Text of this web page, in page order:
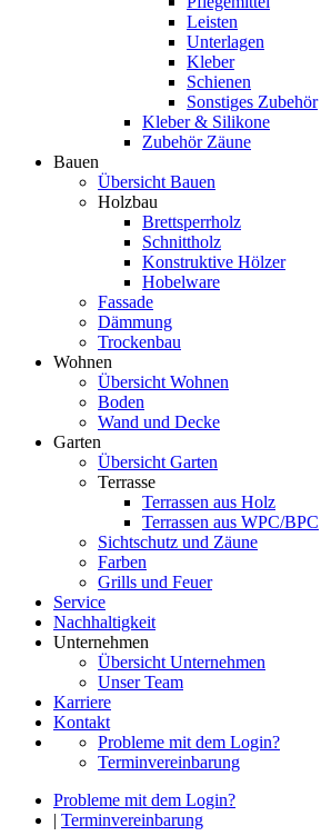
Leisten
Unterlagen
Kleber
Schienen
Sonstiges Zubehör
Kleber & Silikone
Zubehör Zäune
Bauen
Übersicht Bauen
Holzbau
Brettsperrholz
Schnittholz
Konstruktive Hölzer
Hobelware
Fassade
Dämmung
Trockenbau
Wohnen
Übersicht Wohnen
Boden
Wand und Decke
Garten
Übersicht Garten
Terrasse
Terrassen aus Holz
Terrassen aus WPC/BPC
Sichtschutz und Zäune
Farben
Grills und Feuer
Service
Nachhaltigkeit
Unternehmen
Übersicht Unternehmen
Unser Team
Karriere
Kontakt
Probleme mit dem Login?
Terminvereinbarung
Probleme mit dem Login?
| Terminvereinbarung